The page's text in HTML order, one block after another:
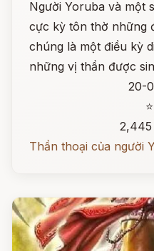
Người Yoruba và một
cực kỳ tôn thờ những
chúng là một điều kỳ
những vị thần được
20-
Thần thoại của người